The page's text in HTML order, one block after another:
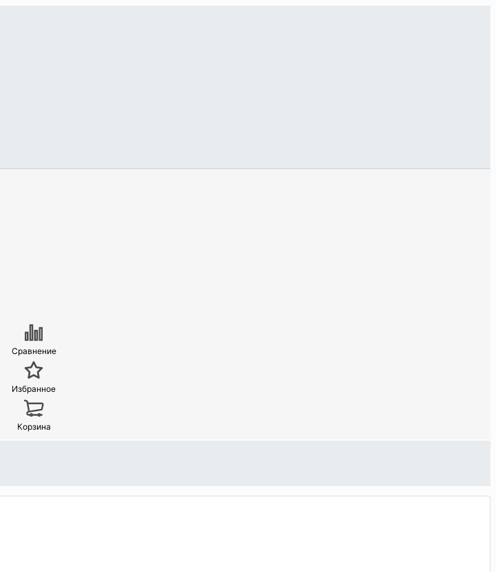
Сравнение
Избранное
Корзина